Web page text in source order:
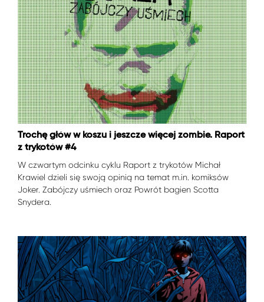
Trochę głów w koszu i jeszcze więcej zombie. Raport
z trykotów #4
W czwartym odcinku cyklu Raport z trykotów Michał
Krawiel dzieli się swoją opinią na temat m.in. komiksów
Joker. Zabójczy uśmiech oraz Powrót bagien Scotta
Snydera.